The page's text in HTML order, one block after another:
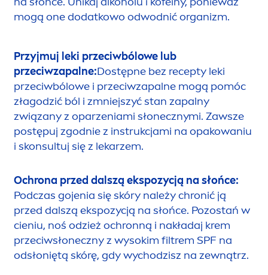
mogą one dodatkowo odwodnić organizm.
Przyjmuj leki przeciwbólowe lub
przeciwzapalne:Dostępne bez recepty leki
przeciwbólowe i przeciwzapalne mogą pomóc
złagodzić ból i zmniejszyć stan zapalny
związany z oparzeniami słonecznymi. Zawsze
postępuj zgodnie z instrukcjami na opakowaniu
i skonsultuj się z lekarzem.
Ochrona przed dalszą ekspozycją na słońce:
Podczas gojenia się skóry należy chronić ją
przed dalszą ekspozycją na słońce. Pozostań w
cieniu, noś odzież ochronną i nakładaj krem
przeciwsłoneczny z wysokim filtrem SPF na
odsłoniętą skórę, gdy wychodzisz na zewnątrz.